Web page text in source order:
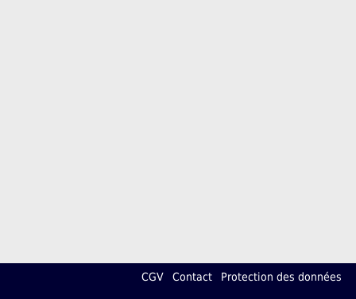
CGV Contact Protection des données